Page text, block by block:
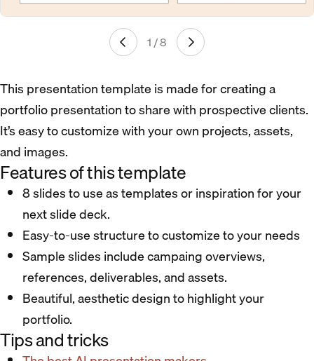
1 / 8
This presentation template is made for creating a
portfolio presentation to share with prospective clients.
It’s easy to customize with your own projects, assets,
and images.
Features of this template
8 slides to use as templates or inspiration for your
next slide deck.
Easy-to-use structure to customize to your needs
Sample slides include campaing overviews,
references, deliverables, and assets.
Beautiful, aesthetic design to highlight your
portfolio.
Tips and tricks